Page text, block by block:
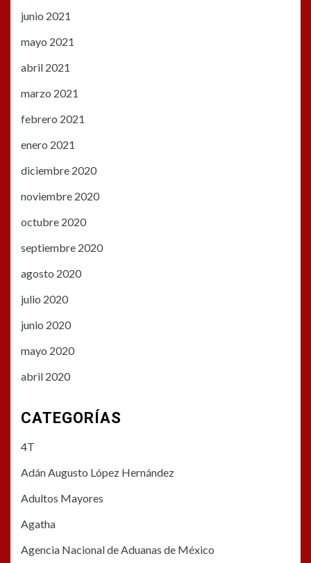
junio 2021
mayo 2021
abril 2021
marzo 2021
febrero 2021
enero 2021
diciembre 2020
noviembre 2020
octubre 2020
septiembre 2020
agosto 2020
julio 2020
junio 2020
mayo 2020
abril 2020
CATEGORÍAS
4T
Adán Augusto López Hernández
Adultos Mayores
Agatha
Agencia Nacional de Aduanas de México